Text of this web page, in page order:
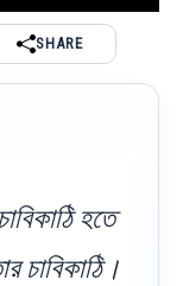
SHARE
হতে
চাবিকাঠি।